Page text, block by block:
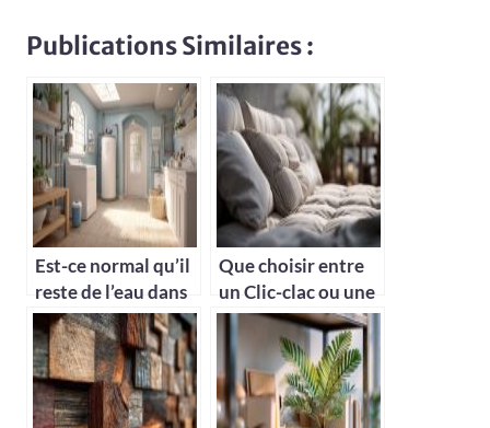
Publications Similaires :
Est-ce normal qu’il
reste de l’eau dans
mon adoucisseur ?
Que choisir entre
un Clic-clac ou une
banquette BZ ?